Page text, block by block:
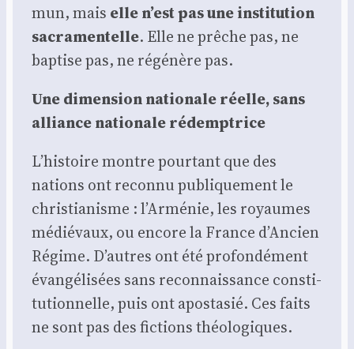
mun, mais elle n’est pas une ins­ti­tu­tion
sacra­men­telle. Elle ne prêche pas, ne
bap­tise pas, ne régé­nère pas.
Une dimen­sion natio­nale réelle, sans
alliance natio­nale rédemp­trice
L’histoire montre pour­tant que des
nations ont recon­nu publi­que­ment le
chris­tia­nisme : l’Arménie, les royaumes
médié­vaux, ou encore la France d’Ancien
Régime. D’autres ont été pro­fon­dé­ment
évan­gé­li­sées sans recon­nais­sance consti­
tu­tion­nelle, puis ont apos­ta­sié. Ces faits
ne sont pas des fic­tions théo­lo­giques.